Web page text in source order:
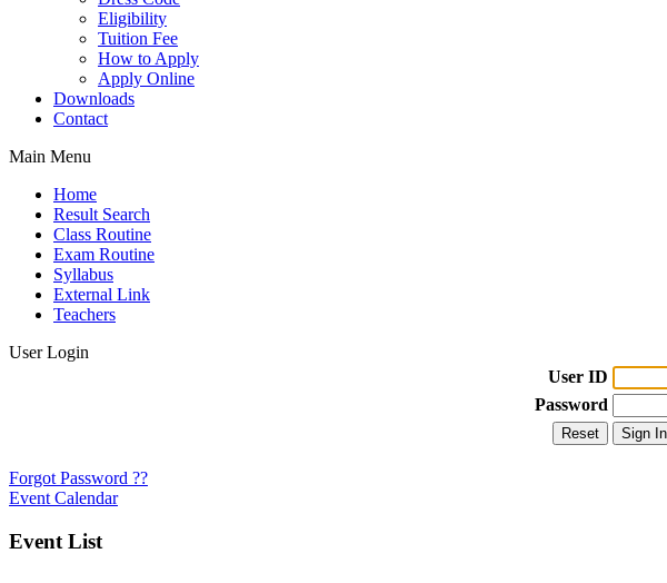
Eligibility
Tuition Fee
How to Apply
Apply Online
Downloads
Contact
Main Menu
Home
Result Search
Class Routine
Exam Routine
Syllabus
External Link
Teachers
User Login
User ID
Password
Forgot Password ??
Event Calendar
Event List